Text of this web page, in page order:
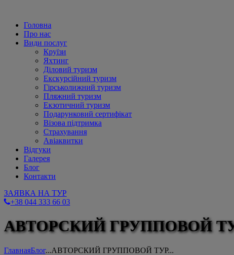
Головна
Про нас
Види послуг
Круїзи
Яхтинг
Діловий туризм
Екскурсійний туризм
Гірськолижний туризм
Пляжний туризм
Екзотичний туризм
Подарунковий сертифікат
Візова підтримка
Страхування
Авіаквитки
Відгуки
Галерея
Блог
Контакти
ЗАЯВКА НА ТУР
+38 044 333 66 03
АВТОРСКИЙ ГРУППОВОЙ
ГлавнаяБлог...АВТОРСКИЙ ГРУППОВОЙ ТУР...